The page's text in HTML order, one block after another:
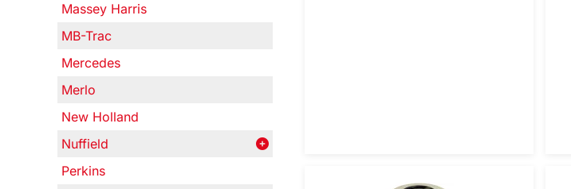
Massey Harris
MB-Trac
Mercedes
Merlo
New Holland
Nuffield
Perkins